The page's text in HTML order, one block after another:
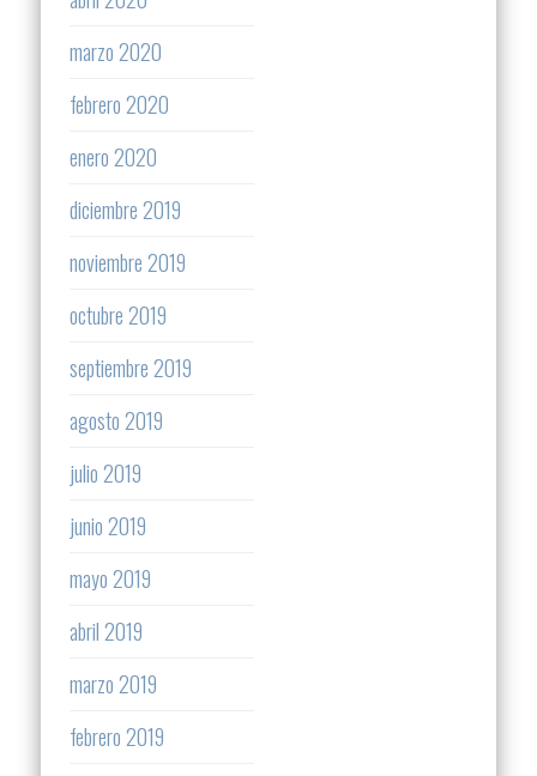
marzo 2020
febrero 2020
enero 2020
diciembre 2019
noviembre 2019
octubre 2019
septiembre 2019
agosto 2019
julio 2019
junio 2019
mayo 2019
abril 2019
marzo 2019
febrero 2019